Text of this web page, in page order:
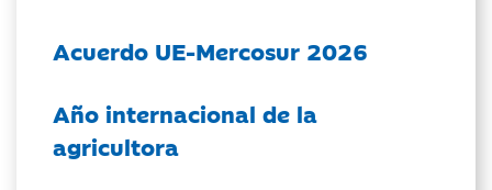
Acuerdo UE-Mercosur 2026
Año internacional de la
agricultora